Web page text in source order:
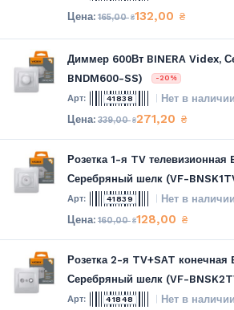
165,00₴132,00 ₴
Диммер 600Вт BINERA Videx,
BNDM600-SS)
-20%
41838 Нет в наличии
339,00₴271,20 ₴
Розетка 1-я TV телевизионная
Серебряный шелк (VF-
41839 Нет в наличии
160,00₴128,00 ₴
Розетка 2-я TV+SAT конечная
Серебряный шелк (VF-
41848 Нет в наличии